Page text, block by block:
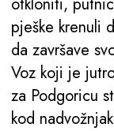
pješke krenuli
da završave
Voz koji je
za Podgoricu
kod